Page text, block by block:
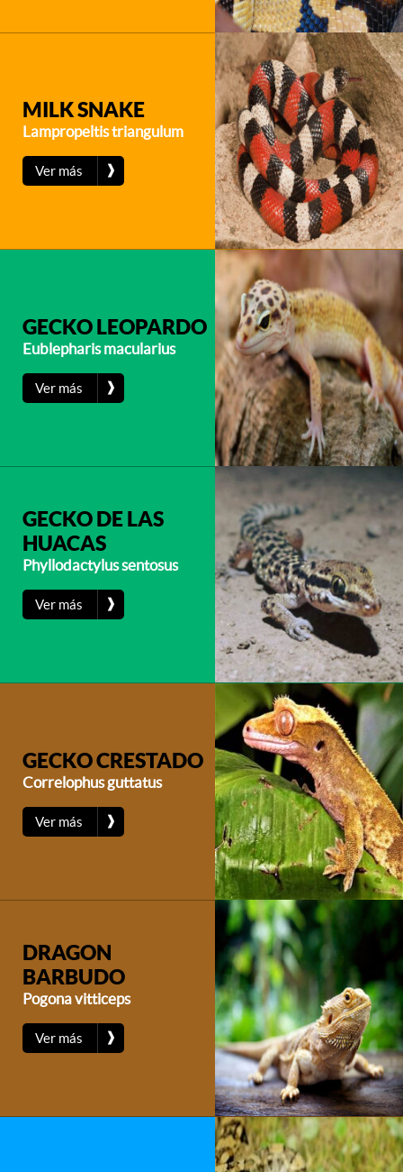
MILK SNAKE
Lampropeltis triangulum
Ver más ❱
GECKO LEOPARDO
Eublepharis macularius
Ver más ❱
GECKO DE LAS
HUACAS
Phyllodactylus sentosus
Ver más ❱
GECKO CRESTADO
Correlophus guttatus
Ver más ❱
DRAGON
BARBUDO
Pogona vitticeps
Ver más ❱